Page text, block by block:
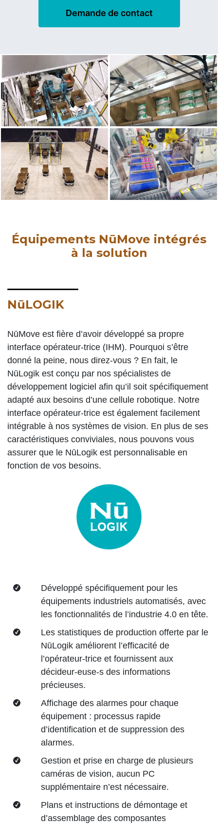
Demande de contact
Équipements NūMove intégrés
à la solution
NūLOGIK
NūMove est fière d’avoir développé sa propre
interface opérateur-trice (IHM). Pourquoi s’être
donné la peine, nous direz-vous ? En fait, le
NūLogik est conçu par nos spécialistes de
développement logiciel afin qu’il soit spécifiquement
adapté aux besoins d’une cellule robotique. Notre
interface opérateur-trice est également facilement
intégrable à nos systèmes de vision. En plus de ses
caractéristiques conviviales, nous pouvons vous
assurer que le NūLogik est personnalisable en
fonction de vos besoins.
Développé spécifiquement pour les
équipements industriels automatisés, avec
les fonctionnalités de l’industrie 4.0 en tête.
Les statistiques de production offerte par le
NūLogik améliorent l’efficacité de
l’opérateur-trice et fournissent aux
décideur-euse-s des informations
précieuses.
Affichage des alarmes pour chaque
équipement : processus rapide
d’identification et de suppression des
alarmes.
Gestion et prise en charge de plusieurs
caméras de vision, aucun PC
supplémentaire n’est nécessaire.
Plans et instructions de démontage et
d’assemblage des composantes